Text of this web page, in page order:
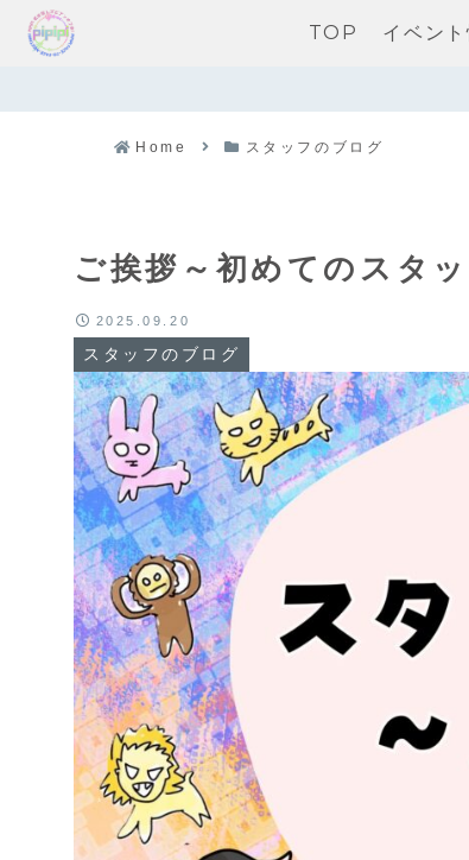
TOP イベント
Home スタッフのブログ
ご挨拶～初めてのスタ
スタッフのブログ
2025.09.20